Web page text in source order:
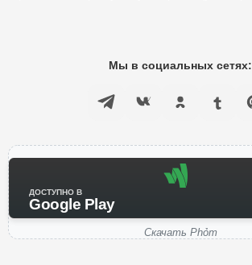
Мы в социальных сетях:
ДОСТУПНО В
Google Play
Скачать Phỏm